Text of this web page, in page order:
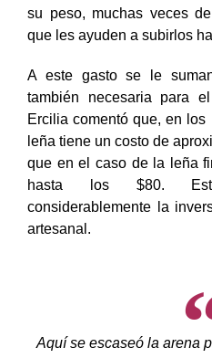
su peso, muchas veces
que les ayuden a subirlos
A este gasto se le
también necesaria para
Ercilia comentó que, en los
leña tiene un costo de
que en el caso de la leña
hasta los $80.
considerablemente la
artesanal.
Aquí se escaseó la arena